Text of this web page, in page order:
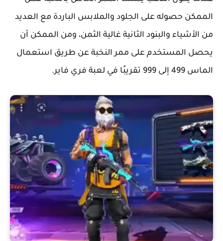
الممكن حصوله على الجلود والملابس الباردة مع العديد
من الأشياء والبنود الثانية غالية الثمن، ومن الممكن أن
يحصل المستخدم على ممر النخبة عن طريق استعمال
الماس 499 إلى 999 تقريبًا في لعبة فري فاير.